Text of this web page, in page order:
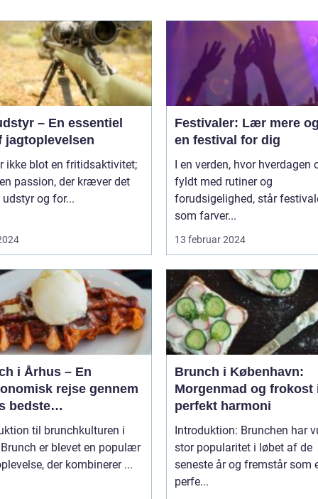
– En essentiel
jagtoplevelsen
ikke blot en fritidsaktivitet;
passion, der kræver det
og for...
Festivaler: Lær mere
en festival for dig
I en verden, hvor hverdagen
fyldt med rutiner og
forudsigelighed, står
som farver...
13 februar 2024
i Århus – En
rejse gennem
bedste
til brunchkulturen i
der kombinerer ...
Brunch i København:
Morgenmad og frokost
perfekt harmoni
Introduktion: Brunchen har
stor popularitet i løbet af de
seneste år og fremstår som
perfe...